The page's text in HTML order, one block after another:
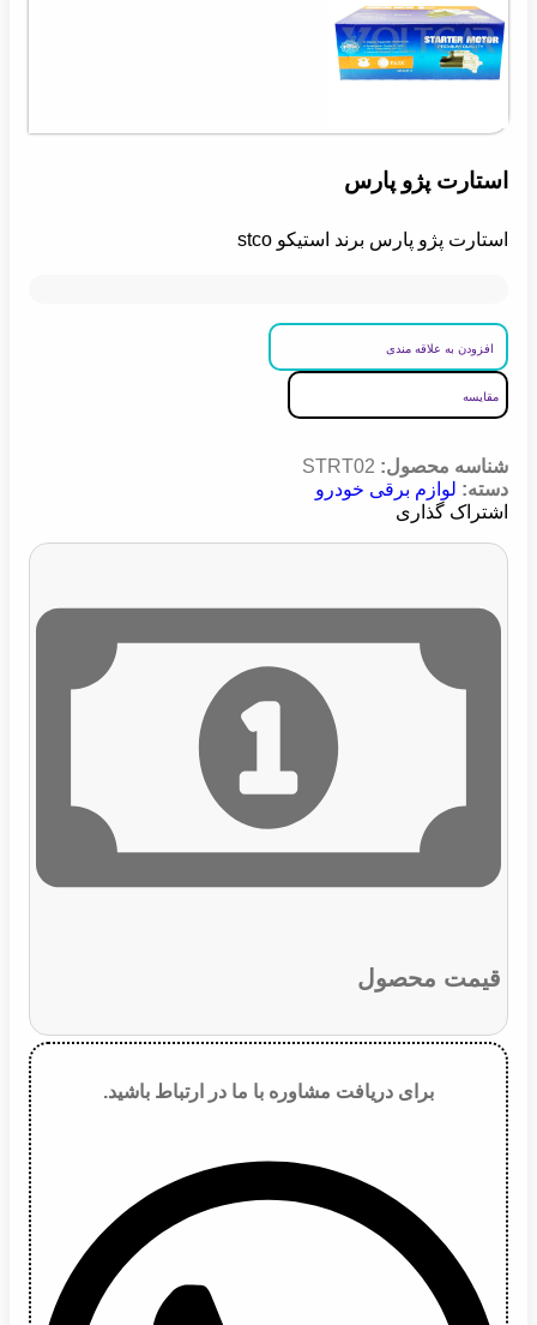
استارت پژو پارس
استارت پژو پارس برند استیکو stco
افزودن به علاقه مندی
مقایسه
شناسه محصول: STRT02
دسته: لوازم برقی خودرو
اشتراک گذاری
قیمت محصول
برای دریافت مشاوره با ما در ارتباط باشید.